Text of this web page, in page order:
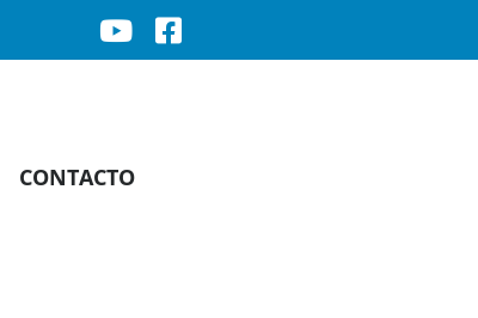
CONTACTO